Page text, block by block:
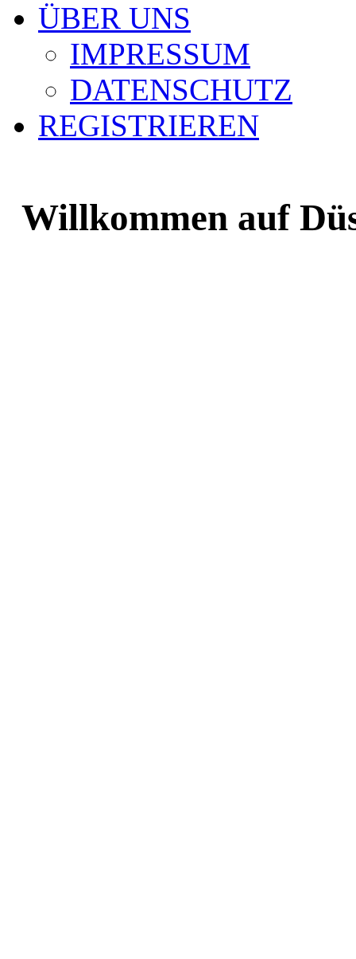
ÜBER UNS
IMPRESSUM
DATENSCHUTZ
REGISTRIEREN
Willkommen auf